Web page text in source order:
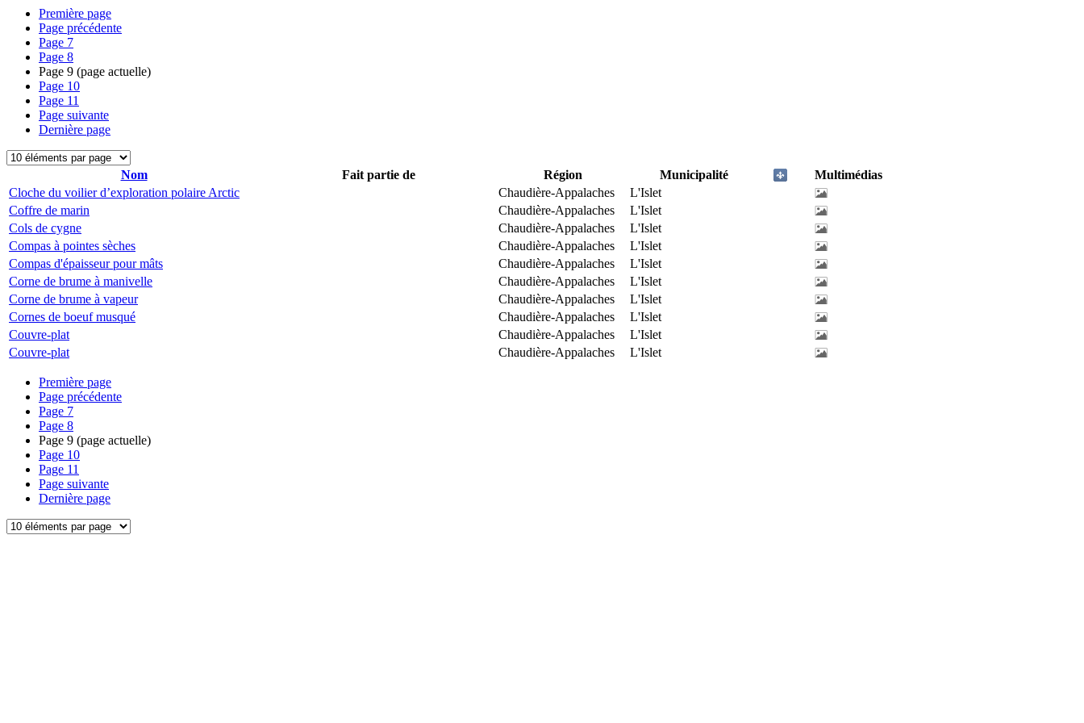
Première page
Page précédente
Page 7
Page 8
Page 9 (page actuelle)
Page 10
Page 11
Page suivante
Dernière page
Nom Fait partie de Région Municipalité
Multimédias
Cloche du voilier d’exploration polaire Arctic
Chaudière-Appalaches
L'Islet
Coffre de marin
Chaudière-Appalaches
L'Islet
Cols de cygne
Chaudière-Appalaches
L'Islet
Compas à pointes sèches
Chaudière-Appalaches
L'Islet
Compas d'épaisseur pour mâts
Chaudière-Appalaches
L'Islet
Corne de brume à manivelle
Chaudière-Appalaches
L'Islet
Corne de brume à vapeur
Chaudière-Appalaches
L'Islet
Cornes de boeuf musqué
Chaudière-Appalaches
L'Islet
Couvre-plat
Chaudière-Appalaches
L'Islet
Couvre-plat
Chaudière-Appalaches L'Islet
Première page
Page précédente
Page 7
Page 8
Page 9 (page actuelle)
Page 10
Page 11
Page suivante
Dernière page